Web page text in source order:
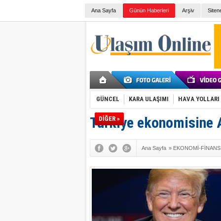
Ana Sayfa Günün Haberleri Arşiv
GÜNCEL KARA ULAŞIMI HAVA YOLLARI
DİĞER »
Türkiye ekonomisine
Ana Sayfa » EKONOMİ-FİNANS